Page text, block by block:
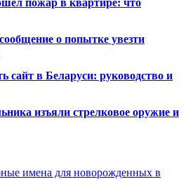
о попытке увезти
сайт в Беларуси: руководство и
изъяли стрелковое оружие и
имена для новорожденных в